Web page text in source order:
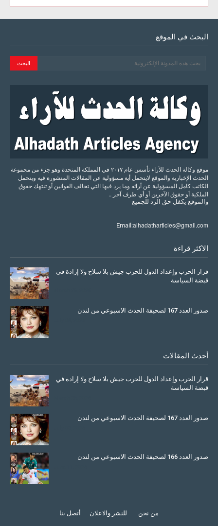
البحث في الموقع
موقع وكالة الحدث للآراء تأسس عام ٢٠١٧ في المملكة المتحدة وهو جزء من مجموعة
الحدث الإخبارية والموقع لايتحمل أية مسؤولية عن المقالات المنشورة فيه ويتحمل
الكاتب كامل المسؤولية عن أرائه وما يرد فيها التي تخالف القوانين أو تنتهك حقوق
الملكية أو حقوق الآخرين أو أي طرف آخر ..
والموقع يكفل حق الرد للجميع
Email:alhadatharticles@gmail.com
الاكثر قراءة
قرار الحرب وإعداد الدول للحرب جيش بلا سلاح ولا إرادة في
قبضة السياسة
صدور العدد 167 لصحيفة الحدث الاسبوعي من لندن
أحدث المقالات
قرار الحرب وإعداد الدول للحرب جيش بلا سلاح ولا إرادة في
قبضة السياسة
صدور العدد 167 لصحيفة الحدث الاسبوعي من لندن
صدور العدد 166 لصحيفة الحدث الاسبوعي من لندن
من نحن للنشر والاعلان أتصل بنا